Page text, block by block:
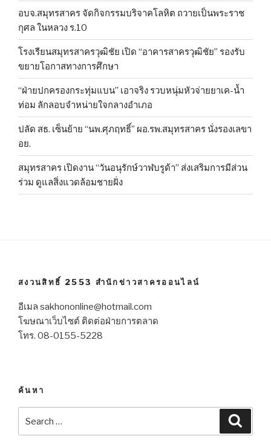
อบจ.สมุทรสาคร จัดกิจกรรมบริจาคโลหิต ถวายเป็นพระราช
กุศล ในหลวง ร.10
โรงเรียนสมุทรสาครวุฒิชัย เปิด “อาคารสาครวุฒิชัย” รองรับ
ขยายโอกาสทางการศึกษา
“ฝ่ายปกครองกระทุ่มแบน” เอาจริง รวบหนุ่มหัวจ่ายยาเค-น้ำ
ท่อม ลักลอบจำหน่ายใจกลางอำเภอ
ปลัด สธ. เซ็นย้าย “นพ.ศุภฤทธิ์” ผอ.รพ.สมุทรสาคร นั่งรองเลขา
อย.
สมุทรสาคร เปิดงาน “วันอนุรักษ์วาฬบรูด้า” ส่งเสริมการมีส่วน
ร่วม ดูแลสิ่งแวดล้อมชายฝั่ง
สงวนสิทธิ์ 2553 สำนักข่าวสาครออนไลน์
อีเมล sakhononline@hotmail.com
โฆษณาเว็บไซต์ ติดต่อฝ่ายการตลาด
โทร. 08-0155-5228
ค้นหา